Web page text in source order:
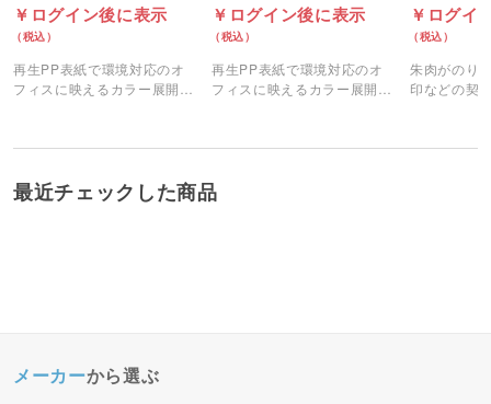
ログイン後に表示
再生PP表紙で環境対応のオ
フィスに映えるカラー展開の
ログイン後に表示
再生PP表紙で環境対応のオ
フィスに映えるカラー展開の
ログイ
朱肉がのり
印などの契
最近チェックした商品
メーカーから選ぶ